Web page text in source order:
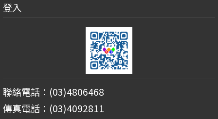
登入
聯絡電話：(03)4806468
傳真電話：(03)4092811